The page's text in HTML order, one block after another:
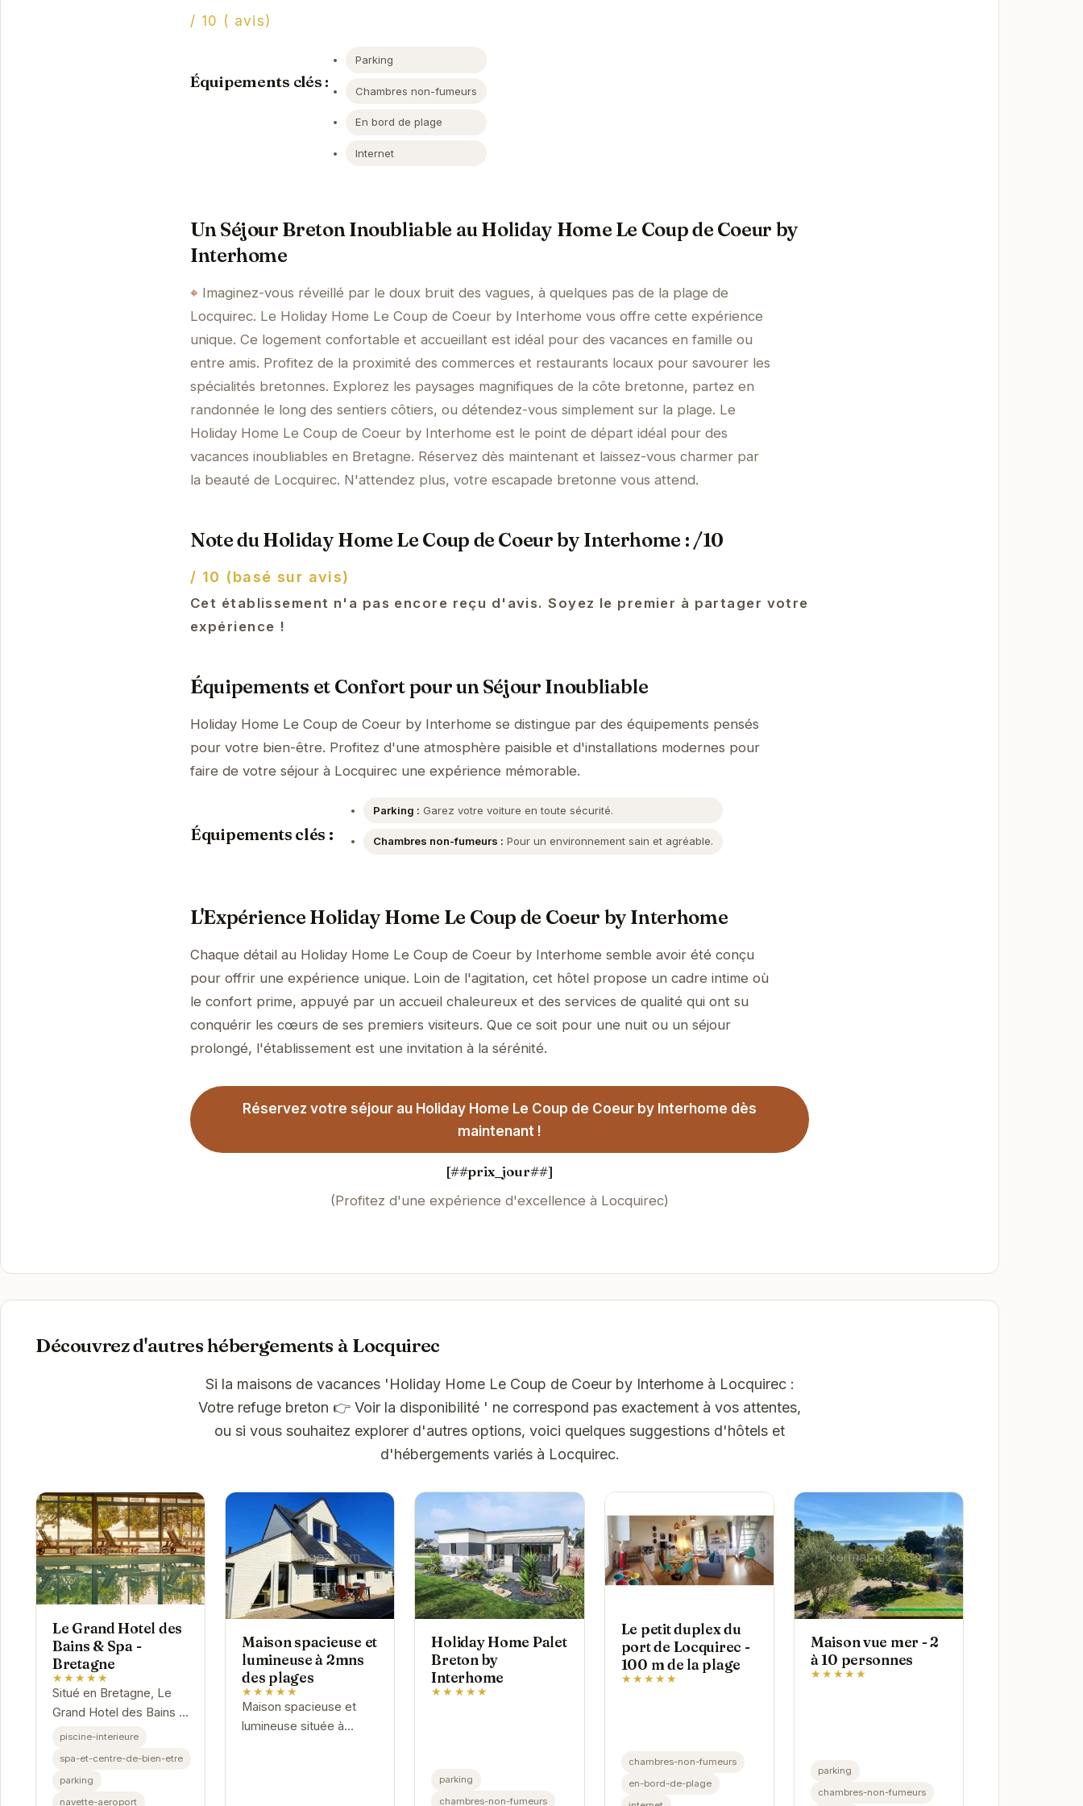
/ 10 ( avis)
Équipements clés :
Parking
Chambres non-fumeurs
En bord de plage
Internet
Un Séjour Breton Inoubliable au Holiday Home Le Coup de Coeur by
Interhome
Imaginez-vous réveillé par le doux bruit des vagues, à quelques pas de la plage de
Locquirec. Le Holiday Home Le Coup de Coeur by Interhome vous offre cette expérience
unique. Ce logement confortable et accueillant est idéal pour des vacances en famille ou
entre amis. Profitez de la proximité des commerces et restaurants locaux pour savourer les
spécialités bretonnes. Explorez les paysages magnifiques de la côte bretonne, partez en
randonnée le long des sentiers côtiers, ou détendez-vous simplement sur la plage. Le
Holiday Home Le Coup de Coeur by Interhome est le point de départ idéal pour des
vacances inoubliables en Bretagne. Réservez dès maintenant et laissez-vous charmer par
la beauté de Locquirec. N'attendez plus, votre escapade bretonne vous attend.
Note du Holiday Home Le Coup de Coeur by Interhome : /10
/ 10 (basé sur avis)
Cet établissement n'a pas encore reçu d'avis. Soyez le premier à partager votre
expérience !
Équipements et Confort pour un Séjour Inoubliable
Holiday Home Le Coup de Coeur by Interhome se distingue par des équipements pensés
pour votre bien-être. Profitez d'une atmosphère paisible et d'installations modernes pour
faire de votre séjour à Locquirec une expérience mémorable.
Équipements clés :
Parking : Garez votre voiture en toute sécurité.
Chambres non-fumeurs : Pour un environnement sain et agréable.
L'Expérience Holiday Home Le Coup de Coeur by Interhome
Chaque détail au Holiday Home Le Coup de Coeur by Interhome semble avoir été conçu
pour offrir une expérience unique. Loin de l'agitation, cet hôtel propose un cadre intime où
le confort prime, appuyé par un accueil chaleureux et des services de qualité qui ont su
conquérir les cœurs de ses premiers visiteurs. Que ce soit pour une nuit ou un séjour
prolongé, l'établissement est une invitation à la sérénité.
Réservez votre séjour au Holiday Home Le Coup de Coeur by Interhome dès
maintenant !
[##prix_jour##]
(Profitez d'une expérience d'excellence à Locquirec)
Découvrez d'autres hébergements à Locquirec
Si la maisons de vacances 'Holiday Home Le Coup de Coeur by Interhome à Locquirec :
Votre refuge breton 👉 Voir la disponibilité ' ne correspond pas exactement à vos attentes,
ou si vous souhaitez explorer d'autres options, voici quelques suggestions d'hôtels et
d'hébergements variés à Locquirec.
Le Grand Hotel des
Bains & Spa -
Bretagne
★★★★★
Situé en Bretagne, Le
Grand Hotel des Bains &
Spa vous invite à un
de détente dans notre
piscine-interieure
spa-et-centre-de-bien-etre
parking
navette-aeroport
Maison spacieuse et
lumineuse à 2mns
des plages
★★★★★
Maison spacieuse et
lumineuse située à
Holiday Home Palet
Breton by
Interhome
★★★★★
parking
chambres-non-fumeurs
Le petit duplex du
port de Locquirec -
100 m de la plage
★★★★★
chambres-non-fumeurs
en-bord-de-plage
Maison vue mer - 2
à 10 personnes
★★★★★
parking
chambres-non-fumeurs